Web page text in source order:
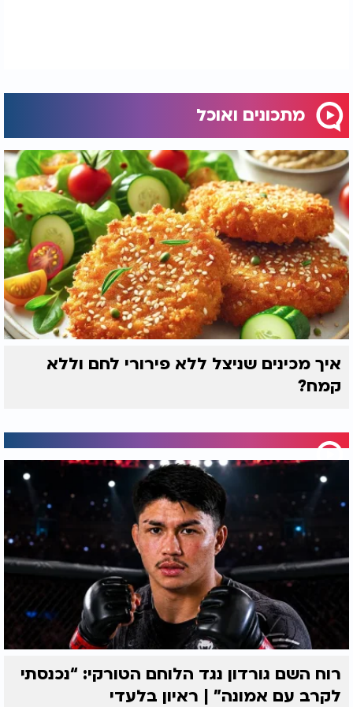
מתכונים ואוכל
איך מכינים שניצל ללא פירורי לחם וללא
קמח?
רוח השם גורדון נגד הלוחם הטורקי: “נכנסתי
לקרב עם אמונה” | ראיון בלעדי